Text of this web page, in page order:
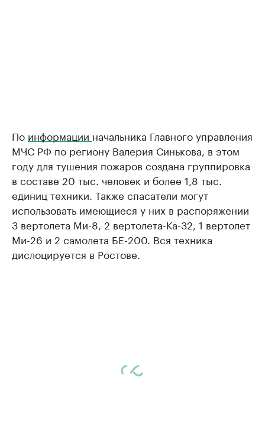
По информации начальника Главного управления
МЧС РФ по региону Валерия Синькова, в этом
году для тушения пожаров создана группировка
в составе 20 тыс. человек и более 1,8 тыс.
единиц техники. Также спасатели могут
использовать имеющиеся у них в распоряжении
3 вертолета Ми-8, 2 вертолета-Ка-32, 1 вертолет
Ми-26 и 2 самолета БЕ-200. Вся техника
дислоцируется в Ростове.